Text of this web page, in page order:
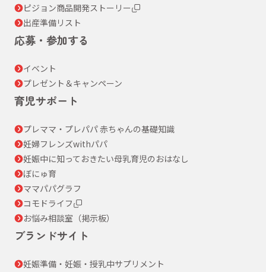
ピジョン商品開発ストーリー
出産準備リスト
応募・参加する
イベント
プレゼント＆キャンペーン
育児サポート
プレママ・プレパパ 赤ちゃんの基礎知識
妊婦フレンズwithパパ
妊娠中に知っておきたい母乳育児のおはなし
ぼにゅ育
ママパパグラフ
コモドライフ
お悩み相談室（掲示板）
ブランドサイト
妊娠準備・妊娠・授乳中サプリメント